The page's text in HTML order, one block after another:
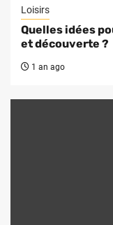
Loisirs
Quelles idées
et découverte ?
1 an ago